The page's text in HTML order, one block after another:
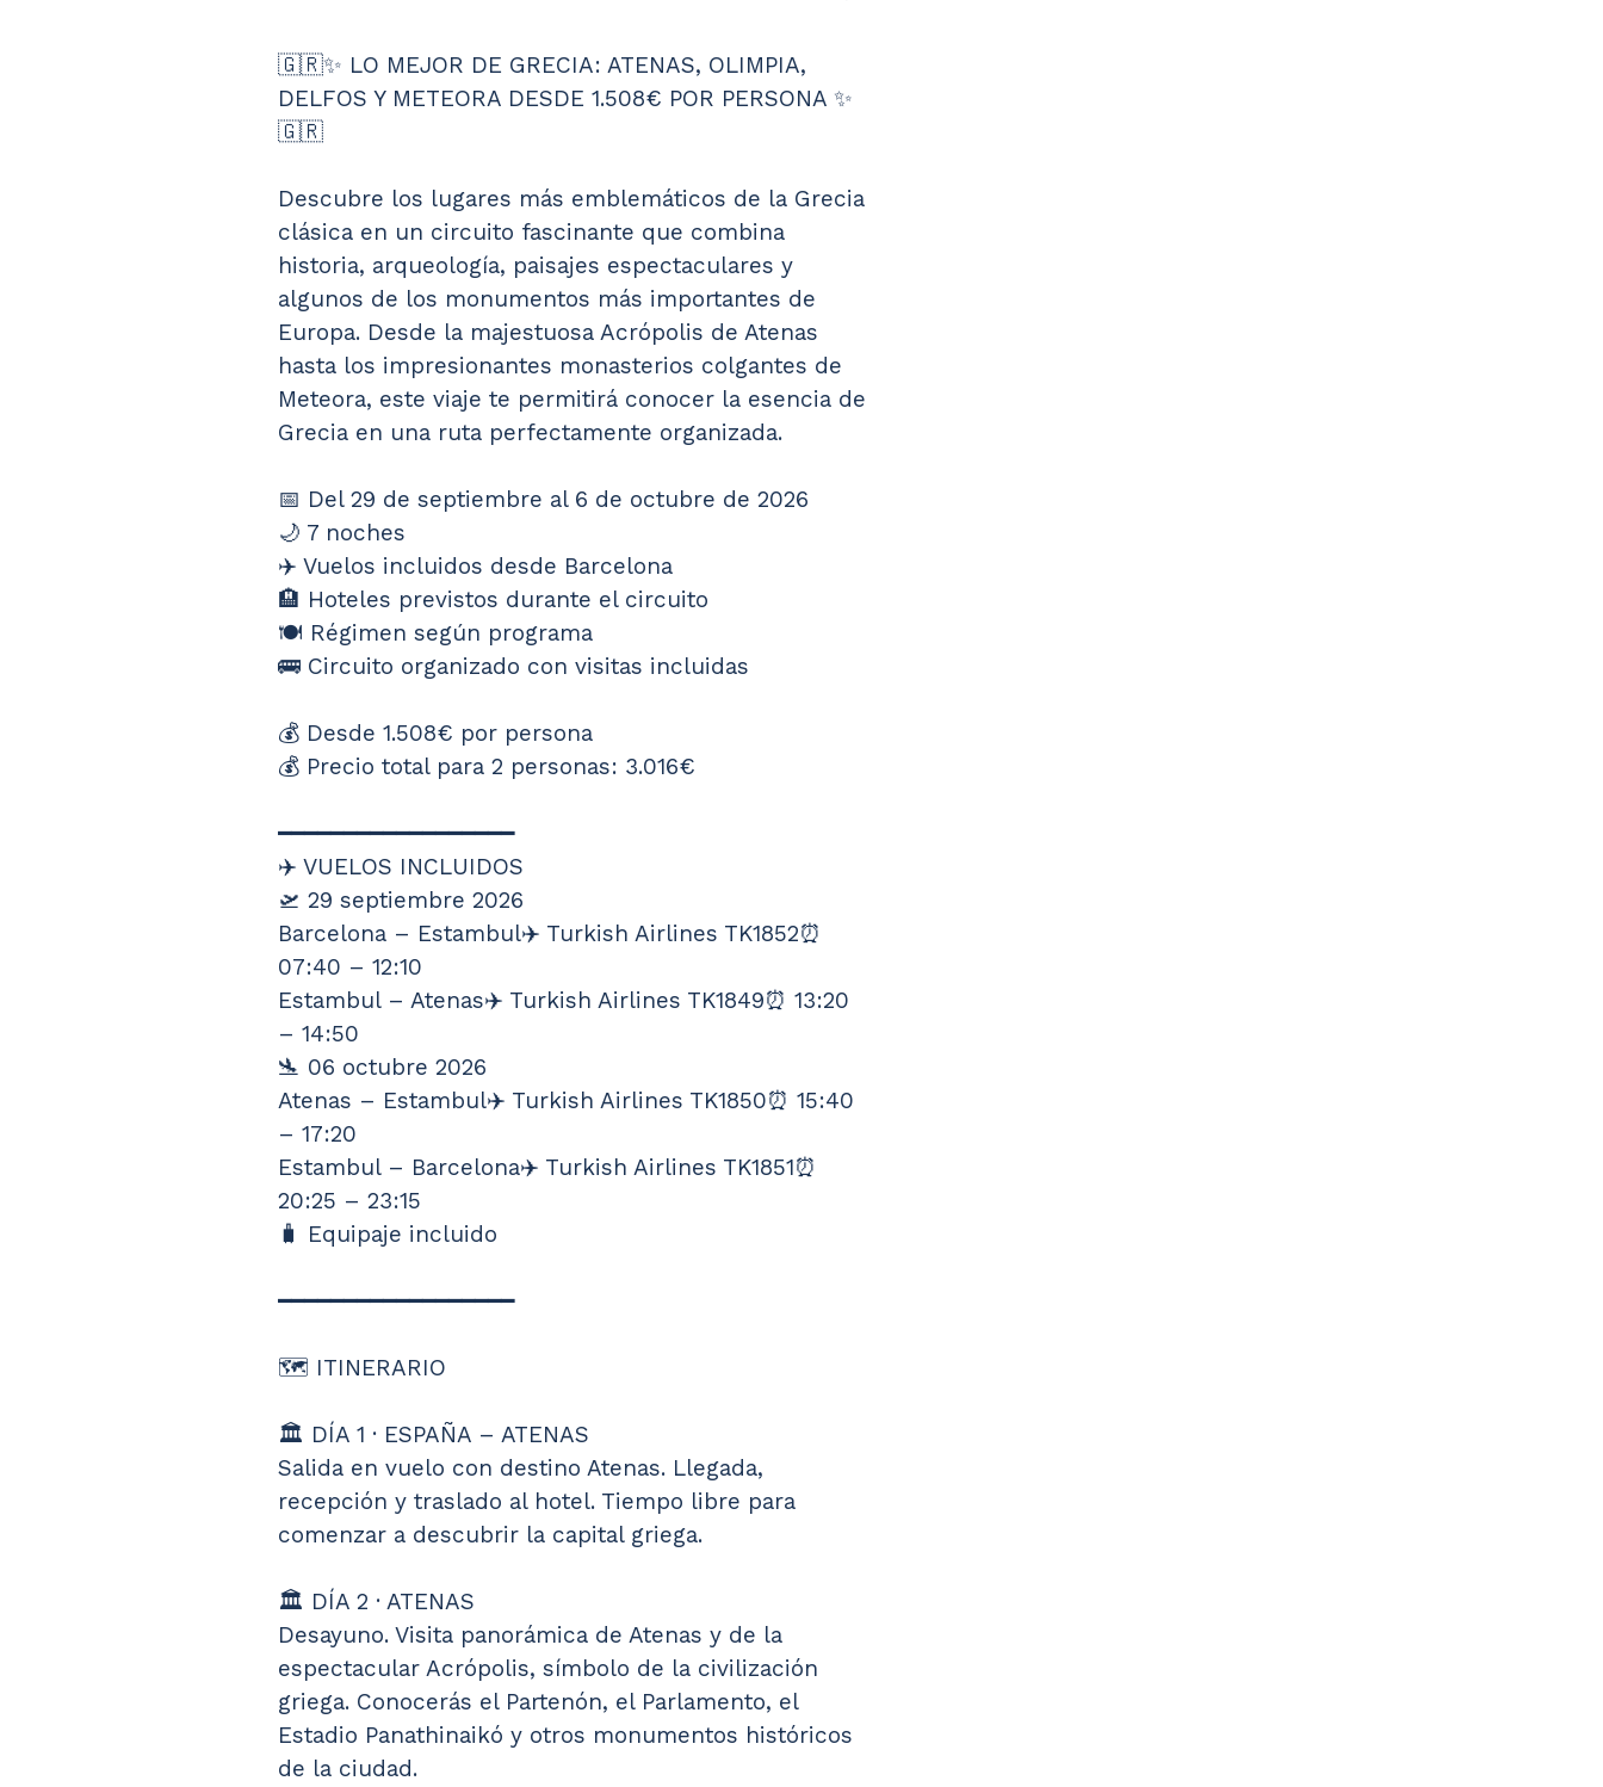
🇬🇷✨ LO MEJOR DE GRECIA: ATENAS, OLIMPIA,
DELFOS Y METEORA DESDE 1.508€ POR PERSONA ✨
🇬🇷
Descubre los lugares más emblemáticos de la Grecia
clásica en un circuito fascinante que combina
historia, arqueología, paisajes espectaculares y
algunos de los monumentos más importantes de
Europa. Desde la majestuosa Acrópolis de Atenas
hasta los impresionantes monasterios colgantes de
Meteora, este viaje te permitirá conocer la esencia de
Grecia en una ruta perfectamente organizada.
📅 Del 29 de septiembre al 6 de octubre de 2026
🌙 7 noches
✈️ Vuelos incluidos desde Barcelona
🏨 Hoteles previstos durante el circuito
🍽️ Régimen según programa
🚌 Circuito organizado con visitas incluidas
💰 Desde 1.508€ por persona
💰 Precio total para 2 personas: 3.016€
━━━━━━━━━━━━━━━━━━
✈️ VUELOS INCLUIDOS
🛫 29 septiembre 2026
Barcelona – Estambul✈️ Turkish Airlines TK1852⏰
07:40 – 12:10
Estambul – Atenas✈️ Turkish Airlines TK1849⏰ 13:20
– 14:50
🛬 06 octubre 2026
Atenas – Estambul✈️ Turkish Airlines TK1850⏰ 15:40
– 17:20
Estambul – Barcelona✈️ Turkish Airlines TK1851⏰
20:25 – 23:15
🧳 Equipaje incluido
━━━━━━━━━━━━━━━━━━
🗺️ ITINERARIO
🏛️ DÍA 1 · ESPAÑA – ATENAS
Salida en vuelo con destino Atenas. Llegada,
recepción y traslado al hotel. Tiempo libre para
comenzar a descubrir la capital griega.
🏛️ DÍA 2 · ATENAS
Desayuno. Visita panorámica de Atenas y de la
espectacular Acrópolis, símbolo de la civilización
griega. Conocerás el Partenón, el Parlamento, el
Estadio Panathinaikó y otros monumentos históricos
de la ciudad.